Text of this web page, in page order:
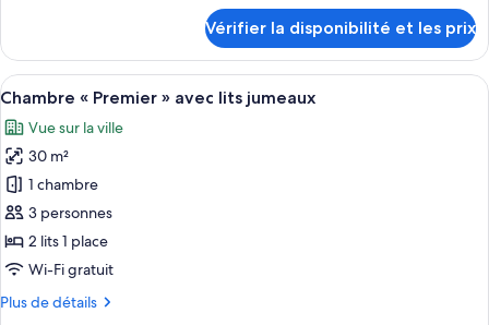
Premier
»
le
type
de
Chambre
Double
Premier
»
Vérifier la disponibilité et les prix
Afficher
toutes
les
photos
pour
ce
type
de
chambre :
Chambre
Une chambre d’hôtel avec deux lits,
3
Chambre « Premier » avec lits jumeaux
Vue sur la ville
30 m²
1 chambre
3 personnes
2 lits 1 place
Wi-Fi gratuit
Plus de détails
Plus